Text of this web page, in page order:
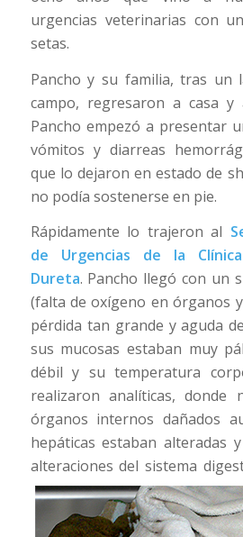
urgencias veterinarias con
setas.
Pancho y su familia, tras un
campo, regresaron a casa
Pancho empezó a presentar
vómitos y diarreas
que lo dejaron en estado de
no podía sostenerse en pie.
Rápidamente lo trajeron al
de Urgencias de la
Dureta. Pancho llegó con un
(falta de oxígeno en órganos
pérdida tan grande y aguda
sus mucosas estaban muy
débil y su temperatura
realizaron analíticas, donde
órganos internos dañados
hepáticas estaban alteradas
alteraciones del sistema